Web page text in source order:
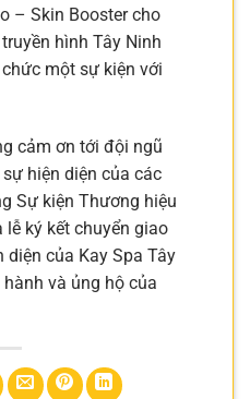
– Skin Booster cho
hình Tây Ninh
một sự kiện với
cảm ơn tới đội ngũ
hiện diện của các
Sự kiện Thương hiệu
ký kết chuyển giao
diện của Kay Spa Tây
và ủng hộ của